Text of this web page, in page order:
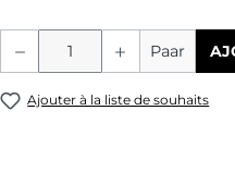
Quantité de Paar
Ajouter à la liste de souhaits